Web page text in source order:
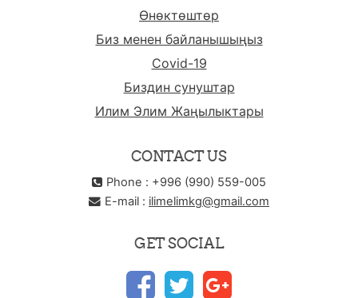
Өнөктөштөр
Биз менен байланышыңыз
Covid-19
Биздин сунуштар
Илим Элим Жаңылыктары
CONTACT US
Phone : +996 (990) 559-005
E-mail : ilimelimkg@gmail.com
GET SOCIAL